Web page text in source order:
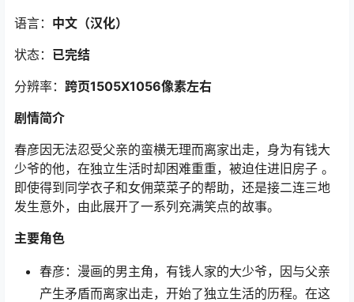
语言： 中文（汉化）
状态： 已完结
分辨率： 跨页1505X1056像素左右
剧情简介
春彦因无法忍受父亲的蛮横无理而离家出走，身为有钱大
少爷的他，在独立生活时却困难重重，被迫住进旧房子 。
即使得到同学衣子和女佣菜菜子的帮助，还是接二连三地
发生意外，由此展开了一系列充满笑点的故事。
主要角色
春彦：漫画的男主角，有钱人家的大少爷，因与父亲
产生矛盾而离家出走，开始了独立生活的历程。在这